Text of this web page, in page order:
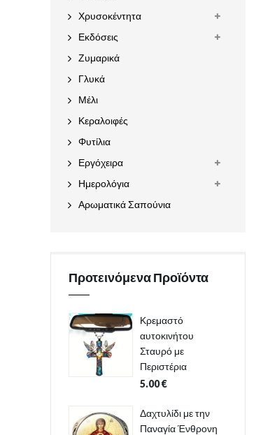
Χρυσοκέντητα
Εκδόσεις
Ζυμαρικά
Γλυκά
Μέλι
Κεραλοιφές
Φυτίλια
Εργόχειρα
Ημερολόγια
Αρωματικά Σαπούνια
Προτεινόμενα Προϊόντα
Κρεμαστό
αυτοκινήτου
Σταυρό με
Περιστέρια
5.00€
Δαχτυλίδι με την
Παναγία Ένθρονη